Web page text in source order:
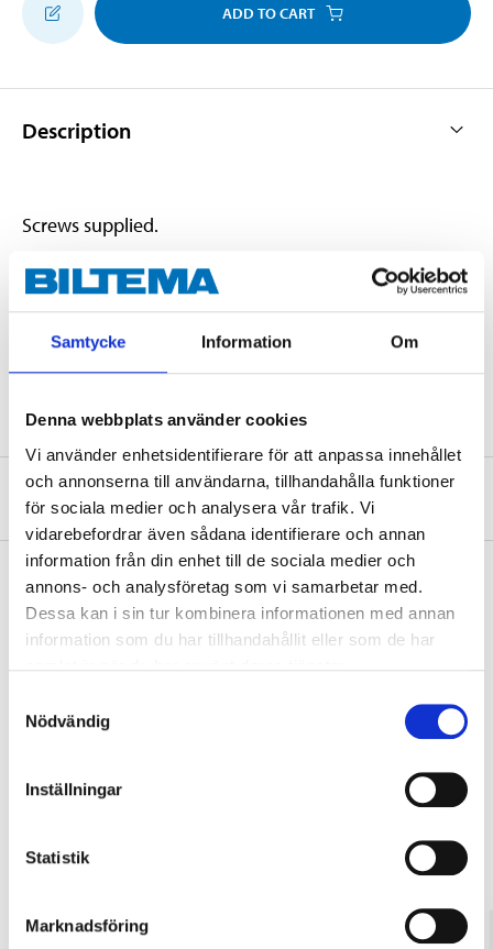
Samtycke Information Om
Denna webbplats använder cookies
Vi använder enhetsidentifierare för att anpassa innehållet
och annonserna till användarna, tillhandahålla funktioner
för sociala medier och analysera vår trafik. Vi
vidarebefordrar även sådana identifierare och annan
information från din enhet till de sociala medier och
annons- och analysföretag som vi samarbetar med.
Dessa kan i sin tur kombinera informationen med annan
information som du har tillhandahållit eller som de har
Nödvändig
Inställningar
Statistik
Marknadsföring
ADD TO CART
Description
Screws supplied.
Technical specifications
Material Zinc alloy
About the manufacturer
Pay & Collect
Other customers also bought